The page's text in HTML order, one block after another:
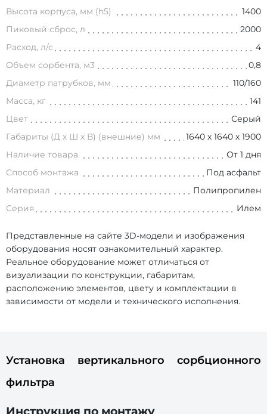
Высота корпуса, мм (h5)
1400
Пиковый сброс, л
2000
Расход, л/с
4
Объем сорбента, м3
0,8
Диаметр патрубков, мм
110/160
Масса, кг
141
Цвет
Серый
Габариты (Д х Ш х В) (внешние) мм
1640 х 1640 х 1900
Наличие товара
От 1 дня
Способ монтажа
Под асфальт
Материал
Полипропилен
Серия
Илем
Представленные на сайте 3D-модели и изображения
оборудования носят ознакомительный характер.
Реальное оборудование может отличаться от
визуализации по конструкции, габаритам,
расположению элементов, цвету и комплектации в
зависимости от модели и технического исполнения.
Установка вертикального сорбционного
фильтра